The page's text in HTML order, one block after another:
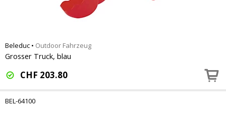
Beleduc • Outdoor Fahrzeug
Grosser Truck, blau
CHF 203.80
BEL-64100